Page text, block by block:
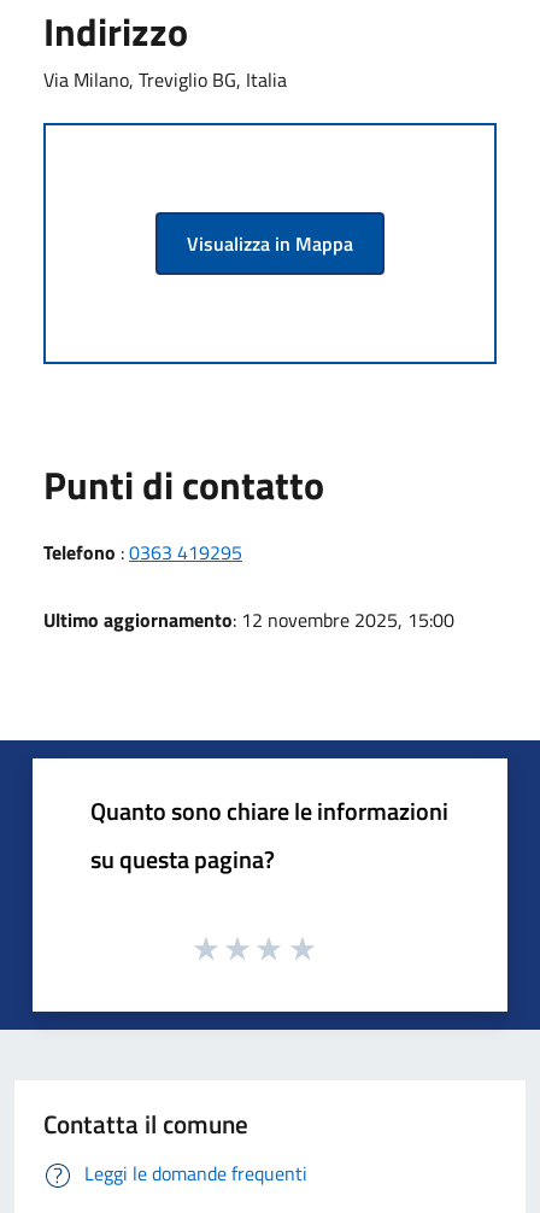
Indirizzo
Via Milano, Treviglio BG, Italia
Visualizza in Mappa
Punti di contatto
Telefono :0363 419295
Ultimo aggiornamento: 12 novembre 2025, 15:00
Quanto sono chiare le informazioni
su questa pagina?
Contatta il comune
Leggi le domande frequenti